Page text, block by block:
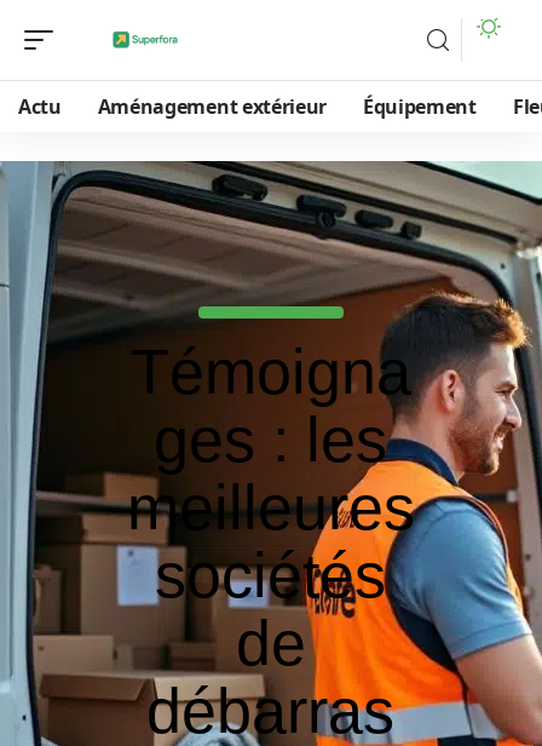
Actu Aménagement extérieur Équipement
Témoigna
ges : les
meilleures
sociétés
de
débarras